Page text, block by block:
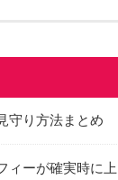
守り方法まとめ
ィーが確実時に上